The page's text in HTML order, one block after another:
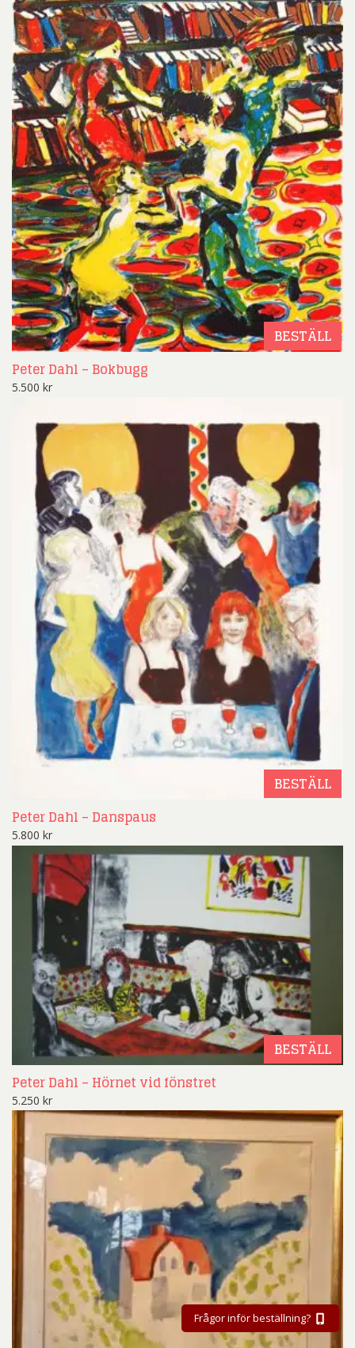
BESTÄLL
Peter Dahl – Bokbugg
5.500 kr
BESTÄLL
Peter Dahl – Danspaus
5.800 kr
BESTÄLL
Peter Dahl – Hörnet vid fönstret
5.250 kr
Frågor inför beställning?